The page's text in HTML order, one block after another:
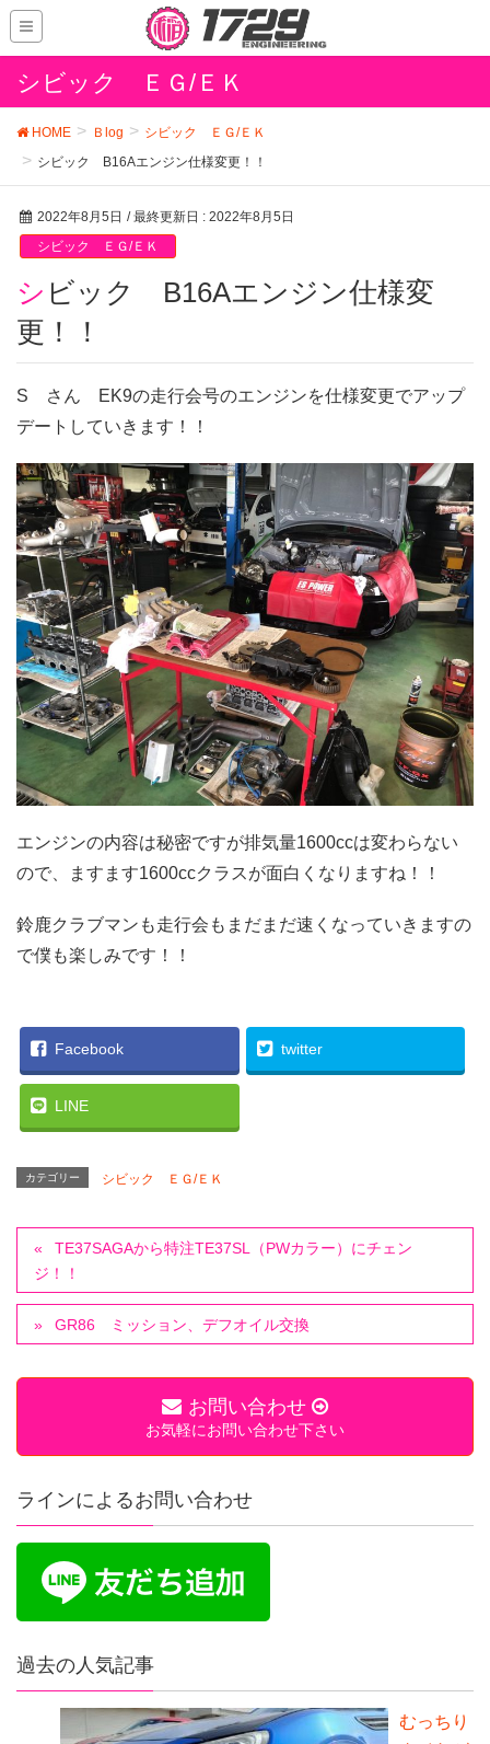
シビック ＥＧ/ＥＫ
HOME Ｂlog
シビック ＥＧ/ＥＫ
シビック B16Aエンジン仕様変更！！
2022年8月5日 / 最終更新日 : 2022年8月5日
シビック ＥＧ/ＥＫ
シビック B16Aエンジン仕様変
更！！
S さん EK9の走行会号のエンジンを仕様変更でアップ
デートしていきます！！
エンジンの内容は秘密ですが排気量1600ccは変わらない
ので、ますます1600ccクラスが面白くなりますね！！
鈴鹿クラブマンも走行会もまだまだ速くなっていきますの
で僕も楽しみです！！
Facebook twitter
LINE
カテゴリー シビック ＥＧ/ＥＫ
TE37SAGAから特注TE37SL（PWカラー）にチェン
ジ！！
GR86 ミッション、デフオイル交換
お問い合わせ
お気軽にお問い合わせ下さい
ラインによるお問い合わせ
過去の人気記事
むっちり